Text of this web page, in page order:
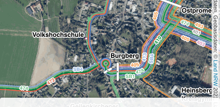
, Kartendaten, Geobasisdaten: ©
Land NRW